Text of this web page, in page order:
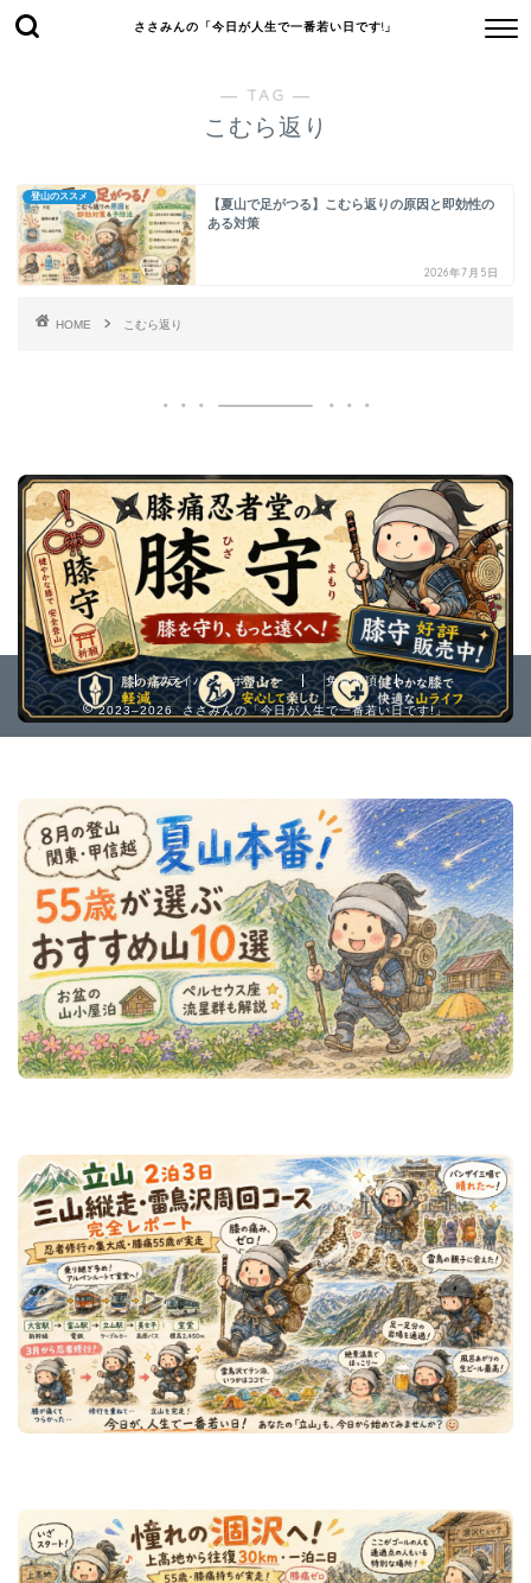
ささみんの「今日が人生で一番若い日です!」
― TAG ―
こむら返り
登山のススメ
【夏山で足がつる】こむら返りの原因と即効性の
ある対策
2026年7月5日
HOME こむら返り
プライバシーポリシー 免責事項
2023–2026 ささみんの「今日が人生で一番若い日です!」